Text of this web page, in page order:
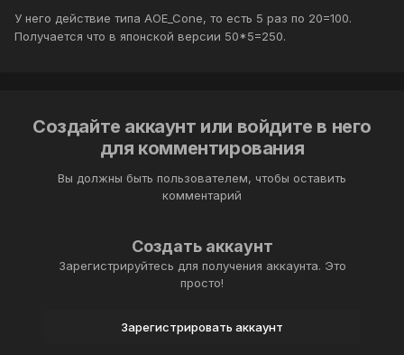
У него действие типа AOE_Cone, то есть 5 раз по 20=100.
Получается что в японской версии 50*5=250.
Создайте аккаунт или войдите в него
для комментирования
Вы должны быть пользователем, чтобы оставить
комментарий
Создать аккаунт
Зарегистрируйтесь для получения аккаунта. Это
просто!
Зарегистрировать аккаунт